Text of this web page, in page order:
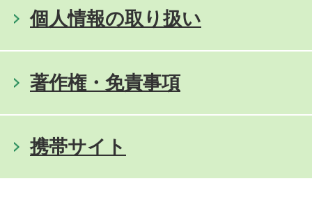
個人情報の取り扱い
著作権・免責事項
携帯サイト